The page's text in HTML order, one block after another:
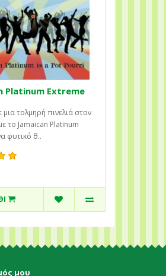
Platinum Extreme
τολμηρή πινελιά στον
το Jamaican Platinum
φυτικό θ..
μου